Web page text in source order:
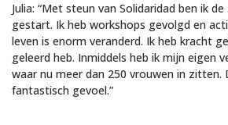
Julia: “Met steun van Solidaridad ben ik
gestart. Ik heb workshops gevolgd en
leven is enorm veranderd. Ik heb kracht
geleerd heb. Inmiddels heb ik mijn eigen
waar nu meer dan 250 vrouwen in
fantastisch gevoel.”